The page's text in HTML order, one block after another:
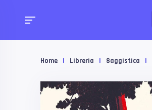
Home | Libreria | Saggistica |